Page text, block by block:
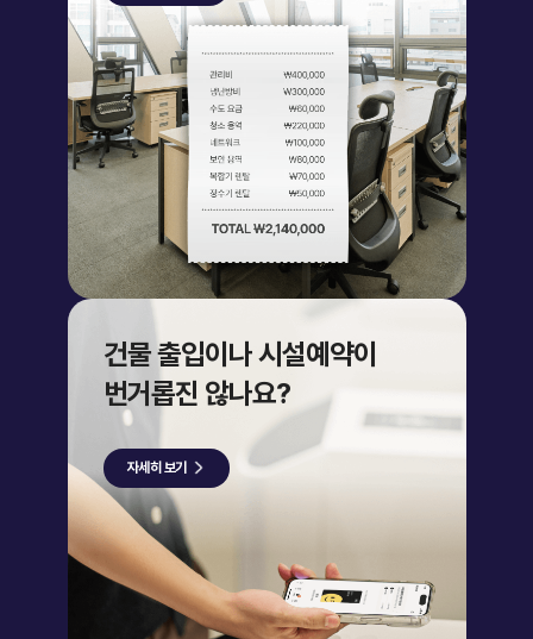
건물 출입이나 시설예약이
번거롭진 않나요?
자세히 보기